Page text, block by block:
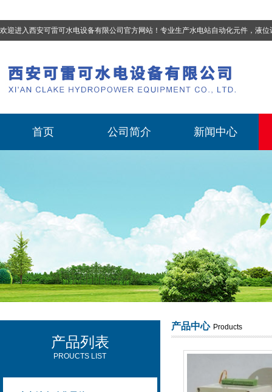
欢迎进入西安可雷可水电设备有限公司官方网站！专业生产水电站自动化元件，液位计、流量计、压力变送器、油混水控制器、温度传感器、电磁阀球阀蝶阀、测速装置、位移
西安可雷可水电设备有限公司
首页 公司简介 新闻中心
产品列表
PROUCTS LIST
产品中心 Products